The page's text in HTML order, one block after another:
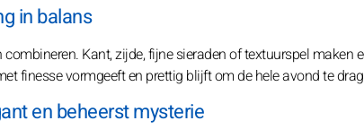
in balans
Kant, zijde, fijne sieraden of textuurspel maken
finesse vormgeeft en prettig blijft om de hele avond te
en beheerst mysterie